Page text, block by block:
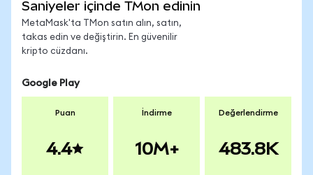
Saniyeler içinde TMon edinin
MetaMask'ta TMon satın alın, satın,
takas edin ve değiştirin. En güvenilir
kripto cüzdanı.
Google Play
Puan
4.4
İndirme
10M+
Değerlendirme
483.8K